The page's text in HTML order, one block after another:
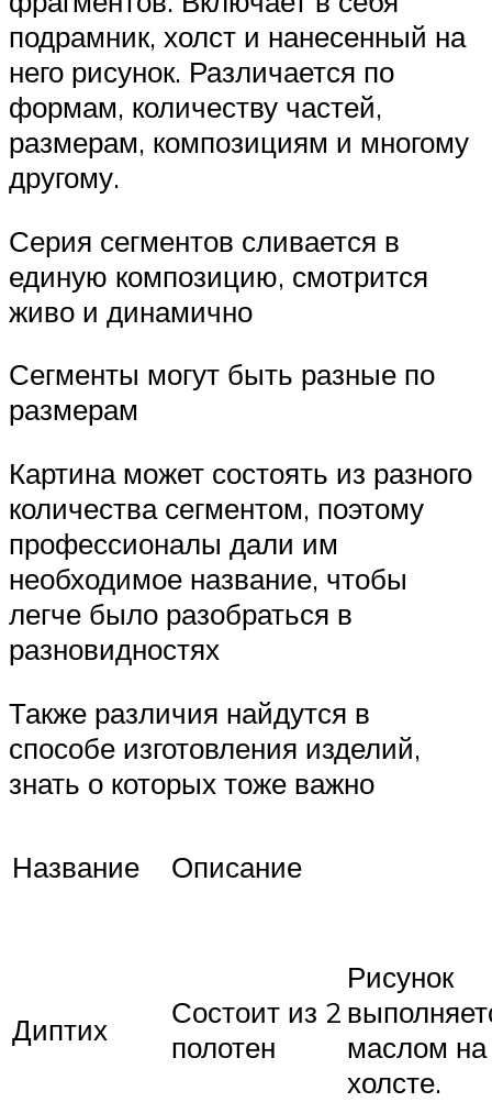
подрамник, холст и нанесенный на
него рисунок. Различается по
формам, количеству частей,
размерам, композициям и многому
другому.
Серия сегментов сливается в
единую композицию, смотрится
живо и динамично
Сегменты могут быть разные по
размерам
Картина может состоять из разного
количества сегментом, поэтому
профессионалы дали им
необходимое название, чтобы
легче было разобраться в
разновидностях
Также различия найдутся в
способе изготовления изделий,
знать о которых тоже важно
Название Описание
Диптих
Состоит из 2
полотен
Рисунок
маслом на
холсте.